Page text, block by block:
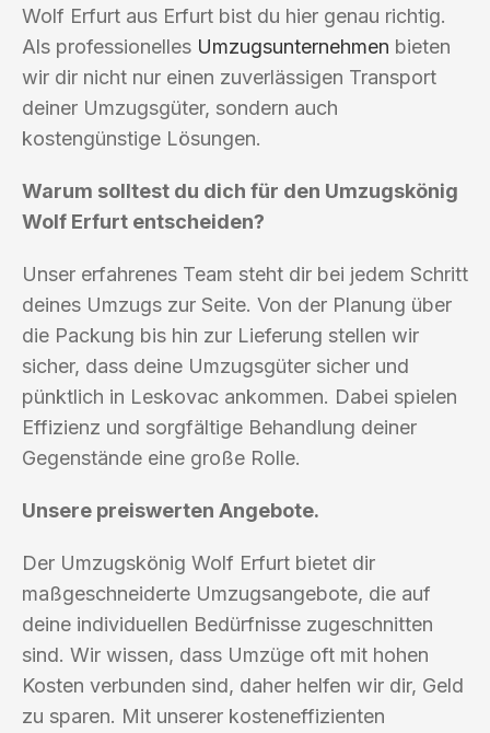
Wolf Erfurt aus Erfurt bist du hier genau richtig.
Als professionelles Umzugsunternehmen bieten
wir dir nicht nur einen zuverlässigen Transport
deiner Umzugsgüter, sondern auch
kostengünstige Lösungen.
Warum solltest du dich für den Umzugskönig
Wolf Erfurt entscheiden?
Unser erfahrenes Team steht dir bei jedem Schritt
deines Umzugs zur Seite. Von der Planung über
die Packung bis hin zur Lieferung stellen wir
sicher, dass deine Umzugsgüter sicher und
pünktlich in Leskovac ankommen. Dabei spielen
Effizienz und sorgfältige Behandlung deiner
Gegenstände eine große Rolle.
Unsere preiswerten Angebote.
Der Umzugskönig Wolf Erfurt bietet dir
maßgeschneiderte Umzugsangebote, die auf
deine individuellen Bedürfnisse zugeschnitten
sind. Wir wissen, dass Umzüge oft mit hohen
Kosten verbunden sind, daher helfen wir dir, Geld
zu sparen. Mit unserer kosteneffizienten